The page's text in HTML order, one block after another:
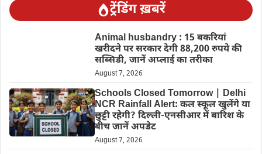
ट्रेंडिंग ख़बरें
Animal husbandry : 15 बकरियां
खरीदने पर सरकार देगी 88,200 रुपये की
सब्सिडी, जानें अप्लाई का तरीका
August 7, 2026
Schools Closed Tomorrow | Delhi
NCR Rainfall Alert: कल स्कूल खुलेंगे या
छुट्टी रहेगी? दिल्ली-एनसीआर में बारिश के
बीच जानें अपडेट
August 7, 2026